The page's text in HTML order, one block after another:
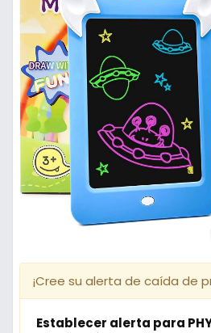
¡Cree su alerta de caída de
Establecer alerta para